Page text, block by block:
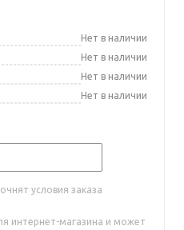
Нет в наличии
Нет в наличии
Нет в наличии
Нет в наличии
условия заказа
интернет-магазина и может